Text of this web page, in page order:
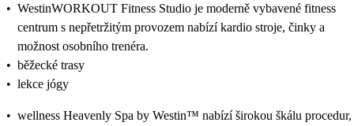
• WestinWORKOUT Fitness Studio je moderně vybavené fitness
centrum s nepřetržitým provozem nabízí kardio stroje, činky a
možnost osobního trenéra.
• běžecké trasy
• lekce jógy
• wellness Heavenly Spa by Westin™ nabízí širokou škálu procedur,